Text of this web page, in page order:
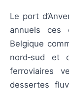
Le port
annuels ces
Belgique
nord‑sud et
ferroviaires
dessertes